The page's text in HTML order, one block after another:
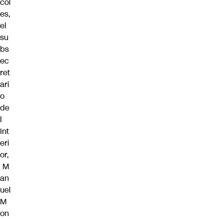
es,
el
su
bs
ec
ret
ari
o
de
l
Int
eri
or,
M
an
uel
M
on